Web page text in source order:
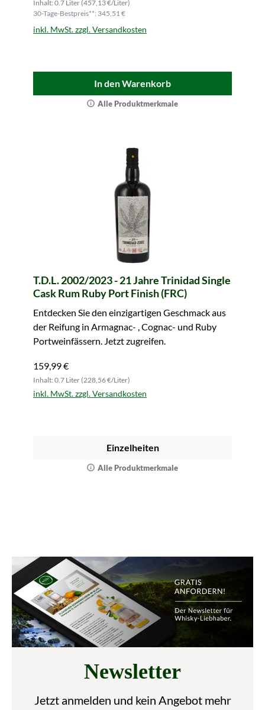
Inhalt: 0.7 Liter (457,13 €/Liter)
30-Tage-Bestpreis**: 345,51 €
inkl. MwSt. zzgl. Versandkosten
In den Warenkorb
Alle Produktmerkmale
T.D.L. 2002/2023 - 21 Jahre Trinidad Single
Cask Rum Ruby Port Finish (FRC)
Entdecken Sie den einzigartigen Geschmack aus
der Reifung in Armagnac- , Cognac- und Ruby
Portweinfässern. Jetzt zugreifen.
159,99 €
Inhalt: 0.7 Liter (228,56 €/Liter)
inkl. MwSt. zzgl. Versandkosten
Einzelheiten
Alle Produktmerkmale
Newsletter
Jetzt anmelden und kein Angebot mehr